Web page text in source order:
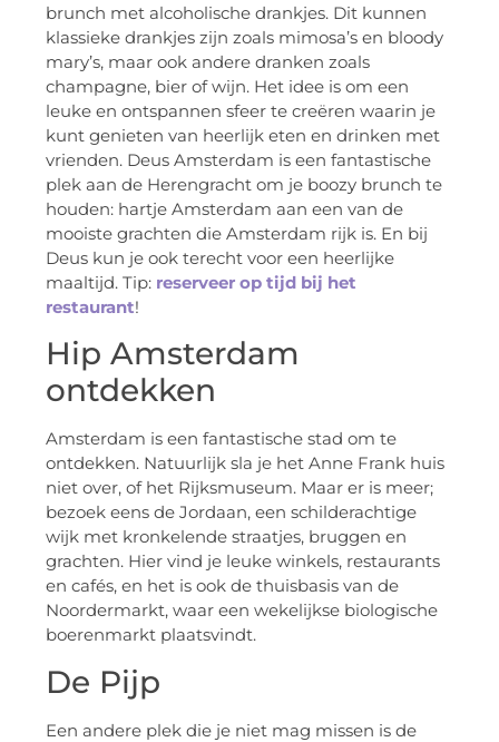
brunch met alcoholische drankjes. Dit kunnen
klassieke drankjes zijn zoals mimosa’s en bloody
mary’s, maar ook andere dranken zoals
champagne, bier of wijn. Het idee is om een ​​
leuke en ontspannen sfeer te creëren waarin je
kunt genieten van heerlijk eten en drinken met
vrienden. Deus Amsterdam is een fantastische
plek aan de Herengracht om je boozy brunch te
houden: hartje Amsterdam aan een van de
mooiste grachten die Amsterdam rijk is. En bij
Deus kun je ook terecht voor een heerlijke
maaltijd. Tip: reserveer op tijd bij het
restaurant!
Hip Amsterdam
ontdekken
Amsterdam is een fantastische stad om te
ontdekken. Natuurlijk sla je het Anne Frank huis
niet over, of het Rijksmuseum. Maar er is meer;
bezoek eens de Jordaan, een schilderachtige
wijk met kronkelende straatjes, bruggen en
grachten. Hier vind je leuke winkels, restaurants
en cafés, en het is ook de thuisbasis van de
Noordermarkt, waar een wekelijkse biologische
boerenmarkt plaatsvindt.
De Pijp
Een andere plek die je niet mag missen is de